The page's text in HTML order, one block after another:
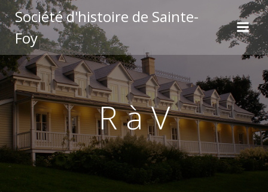
au
Société d'histoire de Sainte-
Foy
R à V